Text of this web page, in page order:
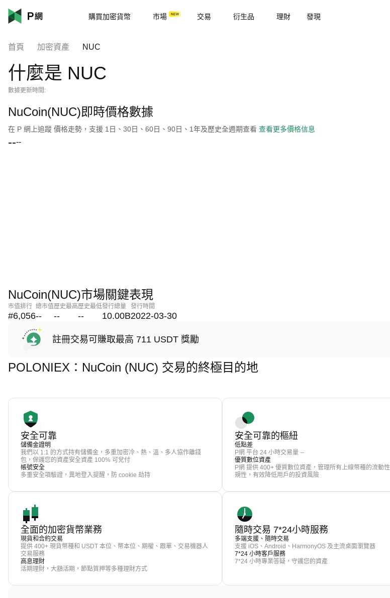
購買加密貨幣 市場 交易 衍生品 理財 發現
首頁 加密資產 NUC
什麼是 NUC
數據更新時間:
NuCoin(NUC)即時價格數據
在 P 網上追蹤 價格走勢，支援 1日、30日、60日、90日、1年及歷史全週期查看 查看更多價格信息
----
NuCoin(NUC)市場關鍵表現
市值排行
#6,056
總市值
--
歷史最高
--
歷史最低
--
發行總量
10.00B
發行時間
2022-03-30
註冊交易可賺取最高 711 USDT 獎勵
POLONIEX：NuCoin (NUC) 交易的終極目的地
安全可靠
儲備金證明
我們以 1:1 的方式持有儲備金，多重加密冷、熱、溫、多人協作離錢
包，保護您的資產安全資產 100% 可兌付
帳號安全
多重安全項驗證，異地登入提醒，防 cookie 劫持
安全可靠的樞紐
低點差
P網 平台 24 小時交易量 --
優質數位資產
P網 提供 400+ 優質數位資產，管理所有上線幣種的流動
規性，有效降低用戶的投資風險
全面的加密貨幣業務
現貨和合約交易
提供 400+ 現貨幣種和 USDT 本位、幣本位、期權、跟單、交易機器人
交易服務
高息理財
活期理財，大額活期，節點質押等多種理財方式
隨時交易 7*24小時服務
多端支援、隨時交易
支援 iOS、Android、HarmonyOS 及主流桌面瀏覽器
7*24 小時客戶服務
7*24 小時專業答疑，守護您的資產